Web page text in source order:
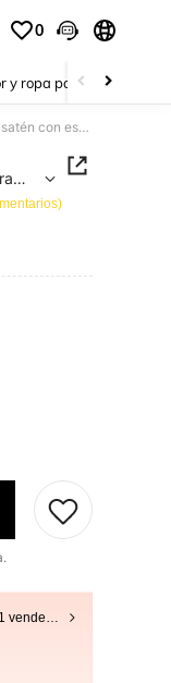
0
y ropa para dormir
1 pieza Pañuelo de satén con estampado de oso elegante y de moda para mujer, bufanda casual para primavera/verano, liviana y suave, protección solar, esencial para vacaciones y viajes
Ver todos los 1 vendedores